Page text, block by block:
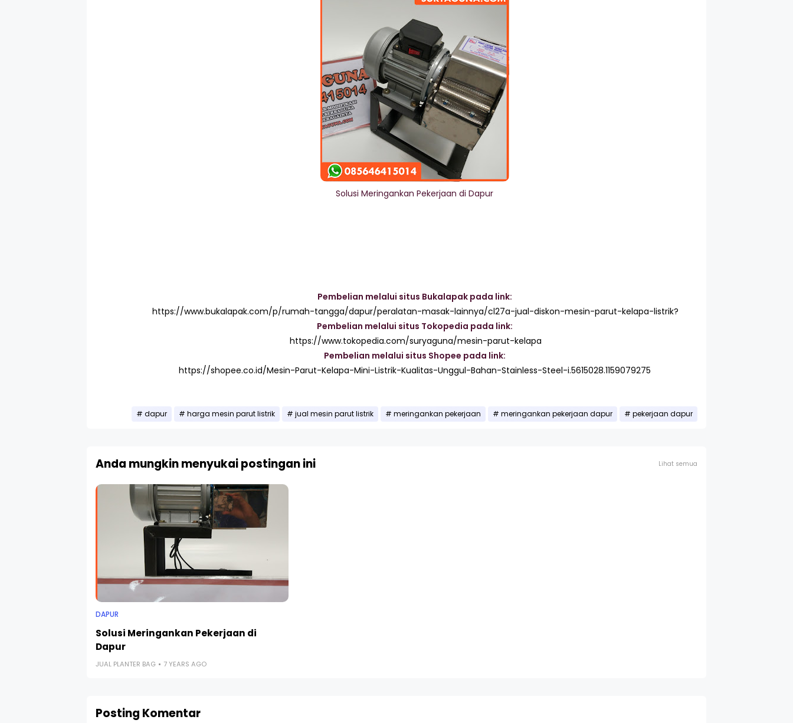
Solusi Meringankan Pekerjaan di Dapur
Pembelian melalui situs Bukalapak pada link:
https://www.bukalapak.com/p/rumah-tangga/dapur/peralatan-masak-lainnya/cl27a-jual-diskon-mesin-parut-kelapa-listrik?
Pembelian melalui situs Tokopedia pada link:
https://www.tokopedia.com/suryaguna/mesin-parut-kelapa
Pembelian melalui situs Shopee pada link:
https://shopee.co.id/Mesin-Parut-Kelapa-Mini-Listrik-Kualitas-Unggul-Bahan-Stainless-Steel-i.5615028.1159079275
dapur harga mesin parut listrik jual mesin parut listrik meringankan pekerjaan meringankan pekerjaan dapur pekerjaan dapur
Anda mungkin menyukai postingan ini Lihat semua
DAPUR
Solusi Meringankan Pekerjaan di
Dapur
JUAL PLANTER BAG 7 YEARS AGO
Posting Komentar